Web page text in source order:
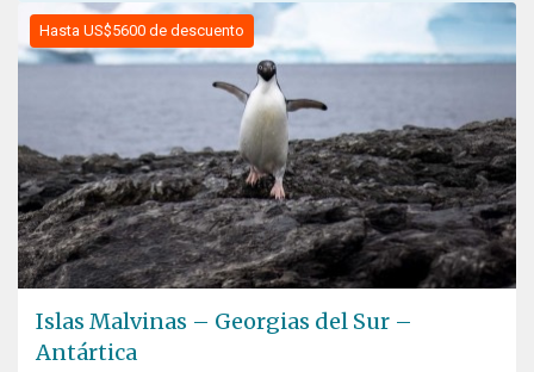
Hasta US$5600 de descuento
Islas Malvinas – Georgias del Sur –
Antártica